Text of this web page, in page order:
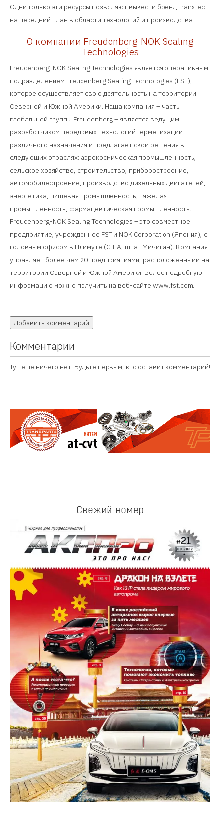
Одни только эти ресурсы позволяют вывести бренд TransTec
на передний план в области технологий и производства.
О компании Freudenberg-NOK Sealing
Technologies
Freudenberg-NOK Sealing Technologies является оперативным
подразделением Freudenberg Sealing Technologies (FST),
которое осуществляет свою деятельность на территории
Северной и Южной Америки. Наша компания – часть
глобальной группы Freudenberg – является ведущим
разработчиком передовых технологий герметизации
различного назначения и предлагает свои решения в
следующих отраслях: аэрокосмическая промышленность,
сельское хозяйство, строительство, приборостроение,
автомобилестроение, производство дизельных двигателей,
энергетика, пищевая промышленность, тяжелая
промышленность, фармацевтическая промышленность.
Freudenberg-NOK Sealing Technologies – это совместное
предприятие, учрежденное FST и NOK Corporation (Япония), с
головным офисом в Плимуте (США, штат Мичиган). Компания
управляет более чем 20 предприятиями, расположенными на
территории Северной и Южной Америки. Более подробную
информацию можно получить на веб-сайте www.fst.com.
Добавить комментарий
Комментарии
Тут еще ничего нет. Будьте первым, кто оставит комментарий!
Свежий номер